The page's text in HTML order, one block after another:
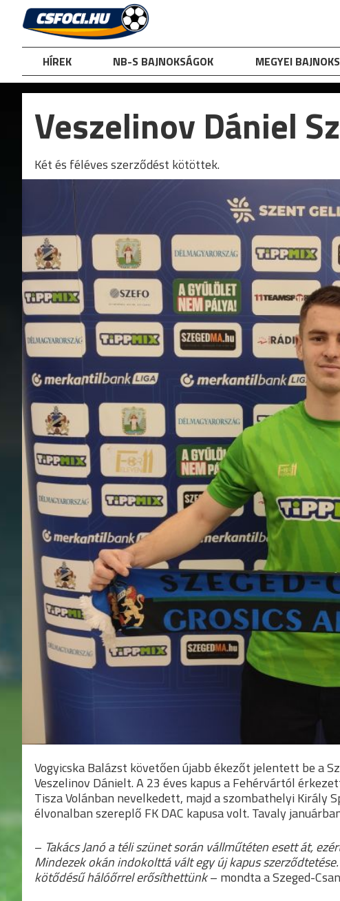
content
HÍREK NB-S BAJNOKSÁGOK MEGYEI
Veszelinov Dániel
Két és féléves szerződést kötöttek.
Vogyicska Balázst követően újabb ékezőt jelentett be a
Veszelinov Dánielt. A 23 éves kapus a Fehérvártól
Tisza Volánban nevelkedett, majd a szombathelyi Király
élvonalban szereplő FK DAC kapusa volt. Tavaly
– Takács Janó a téli szünet során vállműtéten esett át,
Mindezek okán indokolttá vált egy új kapus
kötődésű hálóőrrel erősíthettünk– mondta a Szeged-